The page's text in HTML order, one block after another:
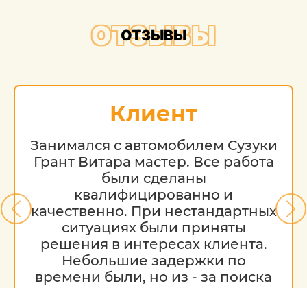
ОТЗЫВЫ
ОТЗЫВЫ
Клиент
Занимался с автомобилем Сузуки
Грант Витара мастер. Все работа
были сделаны
квалифицированно и
качественно. При нестандартных
ситуациях были приняты
решения в интересах клиента.
Небольшие задержки по
времени были, но из - за поиска